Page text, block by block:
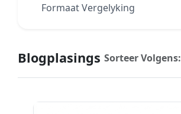
Formaat Vergelyking
Blogplasings Sorteer Volgens: